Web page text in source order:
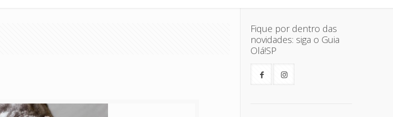
Fique por dentro das
novidades: siga o Guia
Olá!SP